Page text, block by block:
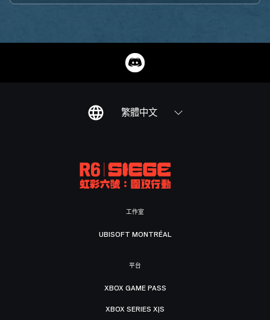
繁體中文
工作室
UBISOFT MONTRÉAL
平台
XBOX GAME PASS
XBOX SERIES X|S